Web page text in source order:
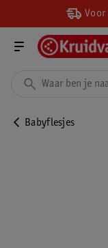
Voor
Babyflesjes